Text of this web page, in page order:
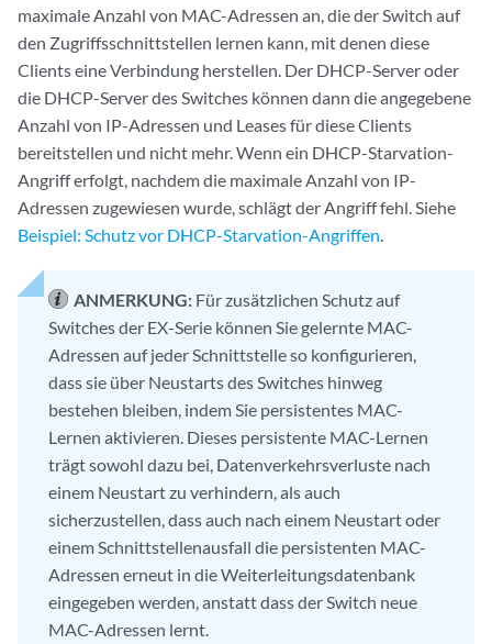
maximale Anzahl von MAC-Adressen an, die der Switch auf
den Zugriffsschnittstellen lernen kann, mit denen diese
Clients eine Verbindung herstellen. Der DHCP-Server oder
die DHCP-Server des Switches können dann die angegebene
Anzahl von IP-Adressen und Leases für diese Clients
bereitstellen und nicht mehr. Wenn ein DHCP-Starvation-
Angriff erfolgt, nachdem die maximale Anzahl von IP-
Adressen zugewiesen wurde, schlägt der Angriff fehl. Siehe
Beispiel: Schutz vor DHCP-Starvation-Angriffen.
ANMERKUNG: Für zusätzlichen Schutz auf
Switches der EX-Serie können Sie gelernte MAC-
Adressen auf jeder Schnittstelle so konfigurieren,
dass sie über Neustarts des Switches hinweg
bestehen bleiben, indem Sie persistentes MAC-
Lernen aktivieren. Dieses persistente MAC-Lernen
trägt sowohl dazu bei, Datenverkehrsverluste nach
einem Neustart zu verhindern, als auch
sicherzustellen, dass auch nach einem Neustart oder
einem Schnittstellenausfall die persistenten MAC-
Adressen erneut in die Weiterleitungsdatenbank
eingegeben werden, anstatt dass der Switch neue
MAC-Adressen lernt.